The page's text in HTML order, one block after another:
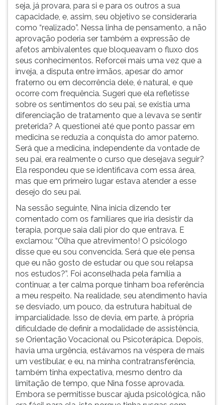
seja, já provara, para si e para os outros a sua
capacidade, e, assim, seu objetivo se consideraria
como “realizado”. Nessa linha de pensamento, a não
aprovação poderia ser também a expressão de
afetos ambivalentes que bloqueavam o fluxo dos
seus conhecimentos. Reforcei mais uma vez que a
inveja, a disputa entre irmãos, apesar do amor
fraterno ou em decorrência dele, é natural, e que
ocorre com frequência. Sugeri que ela refletisse
sobre os sentimentos do seu pai, se existia uma
diferenciação de tratamento que a levava se sentir
preterida? A questionei até que ponto passar em
medicina se reduzia a conquista do amor paterno.
Será que a medicina, independente da vontade de
seu pai, era realmente o curso que desejava seguir?
Ela respondeu que se identificava com essa área,
mas que em primeiro lugar estava atender a esse
desejo do seu pai.
Na sessão seguinte, Nina inicia dizendo ter
comentado com os familiares que iria desistir da
terapia, porque saia dali pior do que entrava. E
exclamou: “Olha que atrevimento! O psicólogo
disse que eu sou convencida. Será que ele pensa
que eu não gosto de estudar ou que sou relapsa
nos estudos?”. Foi aconselhada pela família a
continuar, a ter calma porque tinham boa referência
a meu respeito. Na realidade, seu atendimento havia
se desviado, um pouco, da estrutura habitual de
imparcialidade. Isso de devia, em parte, à própria
dificuldade de definir a modalidade de assistência,
se Orientação Vocacional ou Psicoterápica. Depois,
havia uma urgência, estávamos na véspera de mais
um vestibular, e eu, na minha contratransferência,
também tinha expectativa, mesmo dentro da
limitação de tempo, que Nina fosse aprovada.
Embora se permitisse buscar ajuda psicológica, não